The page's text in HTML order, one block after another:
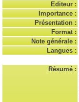
Editeur :
Importance :
Présentation :
Format :
Note générale :
Langues :
Résumé :